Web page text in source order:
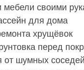
мебели своими
для дома
хрущёвок
перед
от шумных